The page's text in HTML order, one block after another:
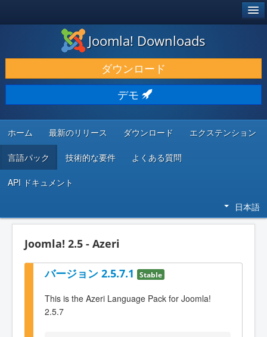
ダウンロードと機能拡張
発見と学び
コミュニティとサポート
開発者向けリソース
Joomla! Downloads
ダウンロード
デモ
ホーム 最新のリリース ダウンロード エクステンション
言語パック 技術的な要件 よくある質問
API ドキュメント
日本語
Joomla! 2.5 - Azeri
バージョン 2.5.7.1 Stable
This is the Azeri Language Pack for Joomla!
2.5.7